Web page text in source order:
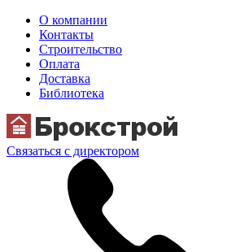
О компании
Контакты
Строительство
Оплата
Доставка
Библиотека
Связаться с директором